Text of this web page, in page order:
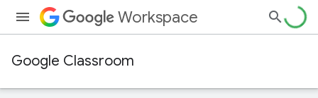
Workspace
Google Classroom